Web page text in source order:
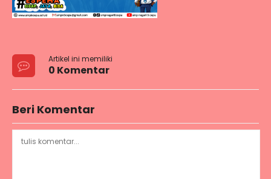
Artikel ini memiliki
0 Komentar
Beri Komentar